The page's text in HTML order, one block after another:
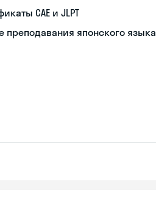
CAE и JLPT
японского языка